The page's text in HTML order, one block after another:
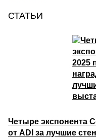
СТАТЬИ
Четыре экспонента
от ADI за лучшие